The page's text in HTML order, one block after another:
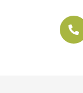
